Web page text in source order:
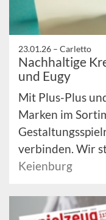
23.01.26 – Carletto
Nachhaltige
und Eugy
Mit Plus-Plus
Marken im
verbinden. Wir
Keienburg